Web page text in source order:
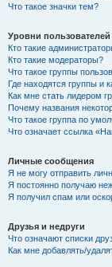
Что такое значки тем?
Уровни
Кто такие
Кто такие модераторы?
Что такое группы
Где находятся группы и
Как мне стать лидером
Почему названия
Что такое группа по
Что означает ссылка
Личные сообщения
Я не могу отправить
Я постоянно получаю
Я получил спам или
Друзья и недруги
Что означают списки
Как мне добавлять/